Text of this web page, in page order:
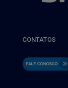
CONTATOS